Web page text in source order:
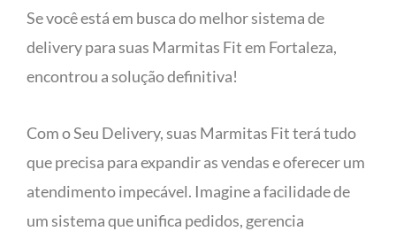
Se você está em busca do melhor sistema de
delivery para suas Marmitas Fit em Fortaleza,
encontrou a solução definitiva!
Com o Seu Delivery, suas Marmitas Fit terá tudo
que precisa para expandir as vendas e oferecer um
atendimento impecável. Imagine a facilidade de
um sistema que unifica pedidos, gerencia